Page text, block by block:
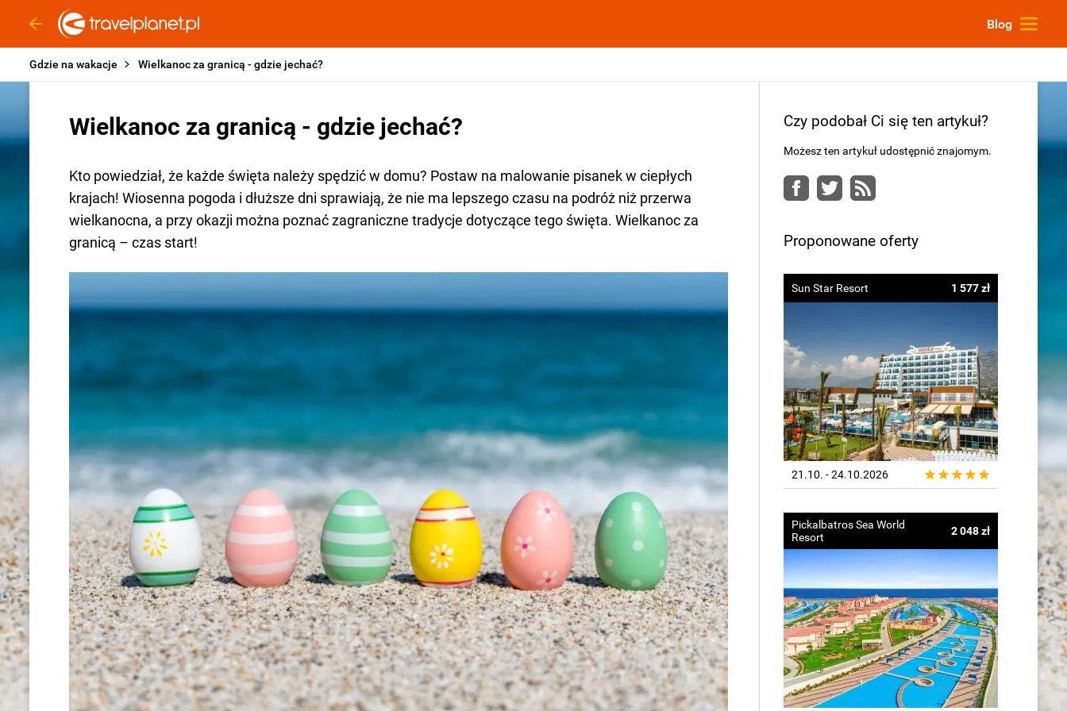
Blog
Gdzie na wakacje Wielkanoc za granicą - gdzie jechać?
Wielkanoc za granicą - gdzie jechać?
Kto powiedział, że każde święta należy spędzić w domu? Postaw na malowanie pisanek w ciepłych
krajach! Wiosenna pogoda i dłuższe dni sprawiają, że nie ma lepszego czasu na podróż niż przerwa
wielkanocna, a przy okazji można poznać zagraniczne tradycje dotyczące tego święta. Wielkanoc za
granicą – czas start!
Czy podobał Ci się ten artykuł?
Możesz ten artykuł udostępnić znajomym.
Facebook
Twitter
RSS
Proponowane oferty
Sun Star Resort 1 577 zł
21.10. - 24.10.2026
Pickalbatros Sea World
Resort
2 048 zł